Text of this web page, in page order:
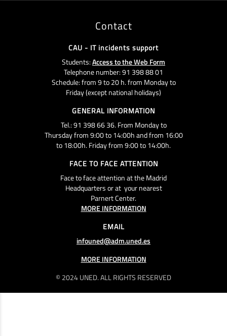
© 2024 UNED. ALL RIGHTS RESERVED
Contact
CAU - IT incidents support
Students:Access to the Web Form
Telephone number: 91 398 88 01
Schedule: from 9 to 20 h. from Monday to
Friday (except national holidays)
GENERAL INFORMATION
Tel.: 91 398 66 36. From Monday to
Thursday from 9:00 to 14:00h and from 16:00
to 18:00h. Friday from 9:00 to 14:00h.
FACE TO FACE ATTENTION
Face to face attention at the Madrid
Headquarters or at your nearest
Parnert Center.
MORE INFORMATION
EMAIL
infouned@adm.uned.es
MORE INFORMATION